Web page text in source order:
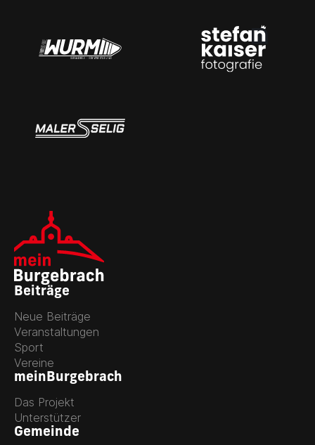
Beiträge
Neue Beiträge
Veranstaltungen
Sport
Vereine
meinBurgebrach
Das Projekt
Unterstützer
Gemeinde